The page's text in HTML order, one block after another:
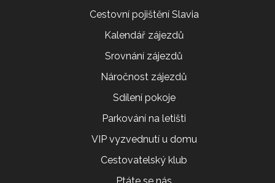
Cestovní pojištění Slavia
Kalendář zájezdů
Srovnání zájezdů
Náročnost zájezdů
Sdílení pokoje
Parkování na letišti
VIP vyzvednutí u domu
Cestovatelský klub
Ptáte se nás